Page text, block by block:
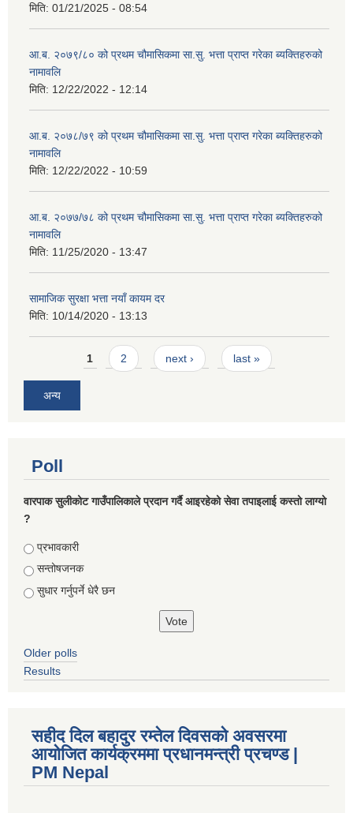
मिति: 01/21/2025 - 08:54
आ.ब. २०७९/८० को प्रथम चौमासिकमा सा.सु. भत्ता प्राप्त गरेका ब्यक्तिहरुको
नामावलि
मिति: 12/22/2022 - 12:14
आ.ब. २०७८/७९ को प्रथम चौमासिकमा सा.सु. भत्ता प्राप्त गरेका ब्यक्तिहरुको
नामावलि
मिति: 12/22/2022 - 10:59
आ.ब. २०७७/७८ को प्रथम चौमासिकमा सा.सु. भत्ता प्राप्त गरेका ब्यक्तिहरुको
नामावलि
मिति: 11/25/2020 - 13:47
सामाजिक सुरक्षा भत्ता नयाँ कायम दर
मिति: 10/14/2020 - 13:13
Pages1 2 next › last »
अन्य
Poll
वारपाक सुलीकोट गाउँपालिकाले प्रदान गर्दै आइरहेको सेवा तपाइलाई कस्तो लाग्यो
?
Choices
प्रभावकारी
सन्तोषजनक
सुधार गर्नुपर्ने धेरै छन
Older polls
Results
सहीद दिल बहादुर रम्तेल दिवसको अवसरमा
आयोजित कार्यक्रममा प्रधानमन्त्री प्रचण्ड |
PM Nepal